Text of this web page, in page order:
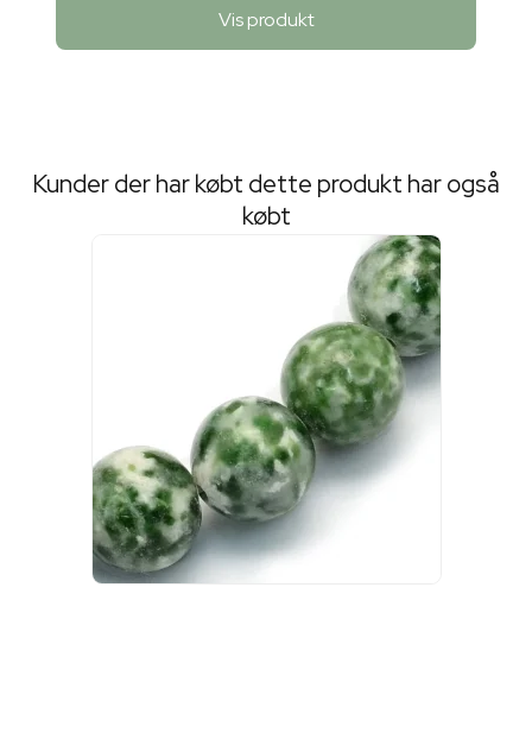
Vis produkt
Kunder der har købt dette produkt har også
købt